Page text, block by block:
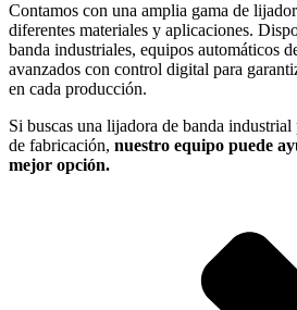
Contamos con una amplia gama de
diferentes materiales y aplicaciones.
banda industriales, equipos automáticos
avanzados con control digital para
en cada producción.
Si buscas una lijadora de banda
de fabricación, nuestro equipo puede
mejor opción.